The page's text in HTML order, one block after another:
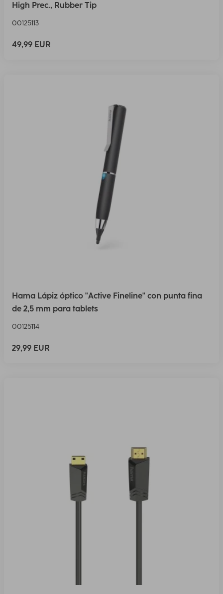
High Prec., Rubber Tip
00125113
49,99 EUR
Hama Lápiz óptico "Active Fineline" con punta fina
de 2,5 mm para tablets
00125114
29,99 EUR